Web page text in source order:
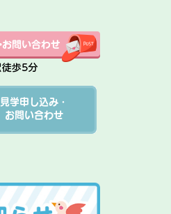
見学申し込み・
お問い合わせ